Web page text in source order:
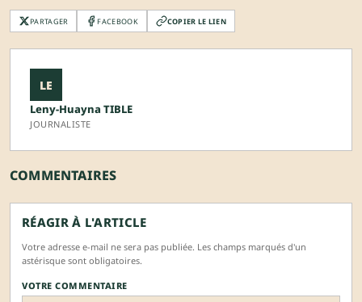
PARTAGER FACEBOOK COPIER LE LIEN
LE
Leny-Huayna TIBLE
JOURNALISTE
COMMENTAIRES
RÉAGIR À L'ARTICLE
Votre adresse e-mail ne sera pas publiée. Les champs marqués d'un
astérisque sont obligatoires.
VOTRE COMMENTAIRE